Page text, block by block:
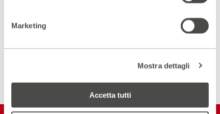
Marketing
Mostra dettagli
Accetta tutti
DIVENTA PARTNER